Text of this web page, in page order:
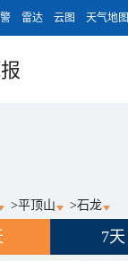
雷达 云图 天气地图
>平顶山 >石龙
7天